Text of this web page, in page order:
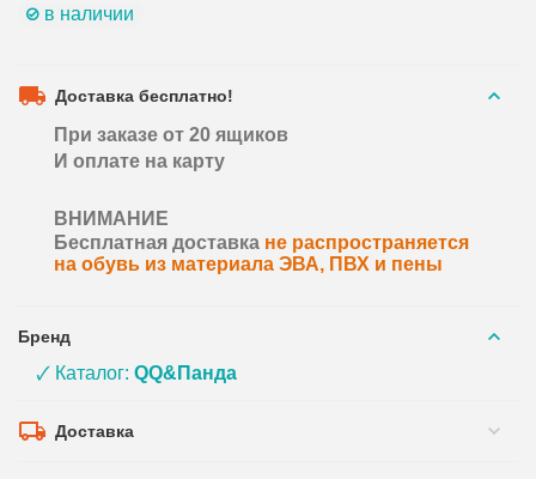
в наличии
Доставка бесплатно!
При заказе от 20 ящиков
И оплате на карту
ВНИМАНИЕ
Бесплатная доставка не распространяется
на обувь из материала ЭВА, ПВХ и пены
Бренд
🗸 Каталог:QQ&Панда
Доставка